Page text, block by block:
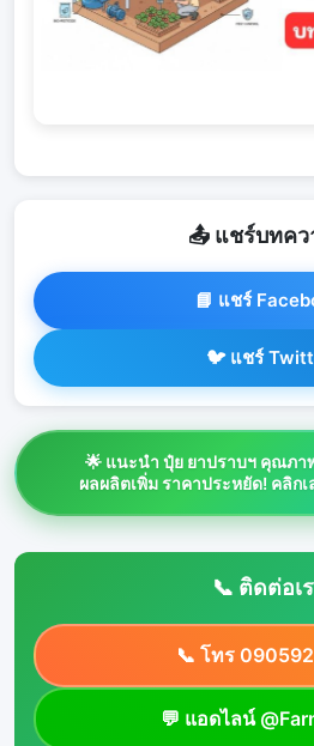
📤 แชร์บทค
📘 แชร์
🐦 แชร์
🌟 แนะนำ ปุ๋ย ยาปราบฯ คุณภา
ผลผลิตเพิ่ม ราคาประหยัด! คลิกเ
📞 ติดต่อเ
📞 โทร
💬 แอดไลน์